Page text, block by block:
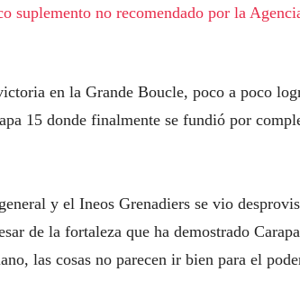
suplemento no recomendado por la
en la Grande Boucle, poco a poco
15 donde finalmente se fundió por
y el Ineos Grenadiers se vio
de la fortaleza que ha demostrado
las cosas no parecen ir bien para el